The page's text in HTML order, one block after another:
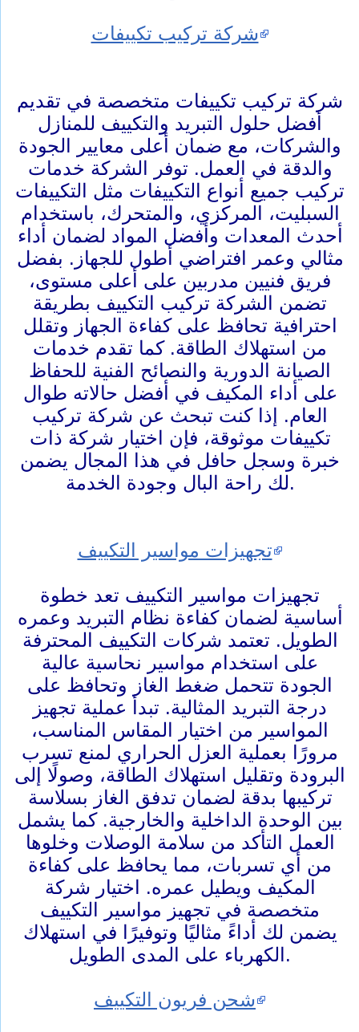
شركة تركيب تكييفات
شركة تركيب تكييفات متخصصة في تقديم
أفضل حلول التبريد والتكييف للمنازل
والشركات، مع ضمان أعلى معايير الجودة
والدقة في العمل. توفر الشركة خدمات
تركيب جميع أنواع التكييفات مثل التكييفات
السبليت، المركزي، والمتحرك، باستخدام
أحدث المعدات وأفضل المواد لضمان أداء
مثالي وعمر افتراضي أطول للجهاز. بفضل
فريق فنيين مدربين على أعلى مستوى،
تضمن الشركة تركيب التكييف بطريقة
احترافية تحافظ على كفاءة الجهاز وتقلل
من استهلاك الطاقة. كما تقدم خدمات
الصيانة الدورية والنصائح الفنية للحفاظ
على أداء المكيف في أفضل حالاته طوال
العام. إذا كنت تبحث عن شركة تركيب
تكييفات موثوقة، فإن اختيار شركة ذات
خبرة وسجل حافل في هذا المجال يضمن
لك راحة البال وجودة الخدمة.
تجهيزات مواسير التكييف
تجهيزات مواسير التكييف تعد خطوة
أساسية لضمان كفاءة نظام التبريد وعمره
الطويل. تعتمد شركات التكييف المحترفة
على استخدام مواسير نحاسية عالية
الجودة تتحمل ضغط الغاز وتحافظ على
درجة التبريد المثالية. تبدأ عملية تجهيز
المواسير من اختيار المقاس المناسب،
مرورًا بعملية العزل الحراري لمنع تسرب
البرودة وتقليل استهلاك الطاقة، وصولًا إلى
تركيبها بدقة لضمان تدفق الغاز بسلاسة
بين الوحدة الداخلية والخارجية. كما يشمل
العمل التأكد من سلامة الوصلات وخلوها
من أي تسربات، مما يحافظ على كفاءة
المكيف ويطيل عمره. اختيار شركة
متخصصة في تجهيز مواسير التكييف
يضمن لك أداءً مثاليًا وتوفيرًا في استهلاك
الكهرباء على المدى الطويل.
شحن فريون التكييف